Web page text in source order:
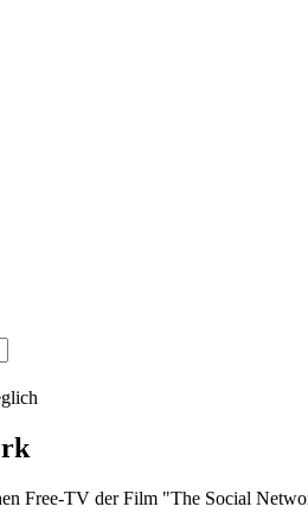
Free-TV der Film "The Social